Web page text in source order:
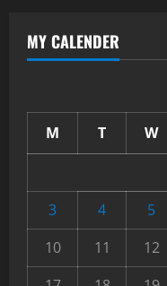
MY CALENDER
M T W
3
4 5
10
11 12